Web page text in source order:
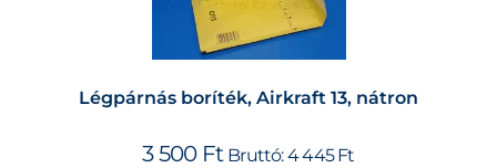
Légpárnás boríték, Airkraft 13, nátron
3 500 Ft Bruttó:4 445Ft